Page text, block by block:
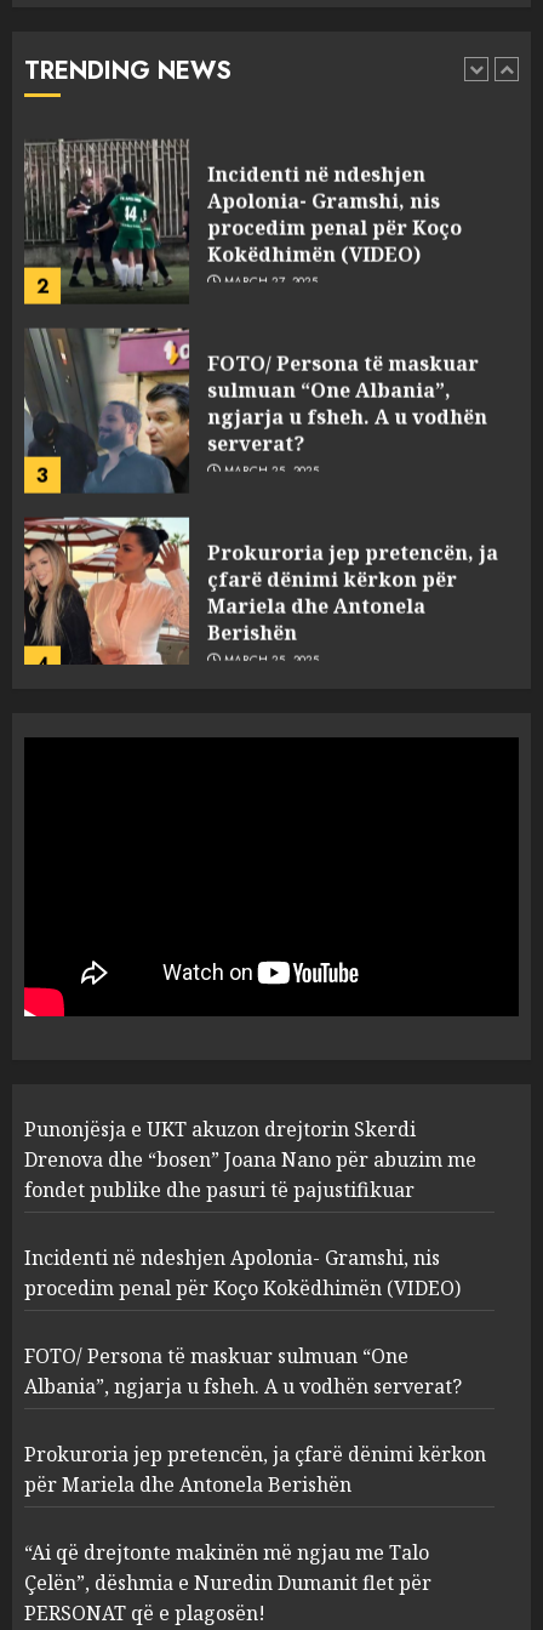
TRENDING NEWS
1
pasuri të pajustifikuar
2
Apolonia- Gramshi, nis
procedim penal për Koço
Kokëdhimën (VIDEO)
MARCH 27, 2025
3
sulmuan “One Albania”,
ngjarja u fsheh. A u vodhën
serverat?
MARCH 25, 2025
4
çfarë dënimi kërkon për
Mariela dhe Antonela
Berishën
MARCH 25, 2025
1
“bosen” Joana Nano për
abuzim me fondet publike dhe
pasuri të pajustifikuar
2
Apolonia- Gramshi, nis
procedim penal për Koço
Kokëdhimën (VIDEO)
MARCH 27, 2025
3
FOTO/ Persona të maskuar
sulmuan “One Albania”,
ngjarja u fsheh. A u vodhën
serverat?
MARCH 25, 2025
4
Prokuroria jep pretencën, ja
çfarë dënimi kërkon për
Berishën
MARCH 25, 2025
Punonjësja e UKT akuzon drejtorin Skerdi
Drenova dhe “bosen” Joana Nano për abuzim me
fondet publike dhe pasuri të pajustifikuar
Incidenti në ndeshjen Apolonia- Gramshi, nis
procedim penal për Koço Kokëdhimën (VIDEO)
FOTO/ Persona të maskuar sulmuan “One
Albania”, ngjarja u fsheh. A u vodhën serverat?
Prokuroria jep pretencën, ja çfarë dënimi kërkon
për Mariela dhe Antonela Berishën
“Ai që drejtonte makinën më ngjau me Talo
Çelën”, dëshmia e Nuredin Dumanit flet për
PERSONAT që e plagosën!